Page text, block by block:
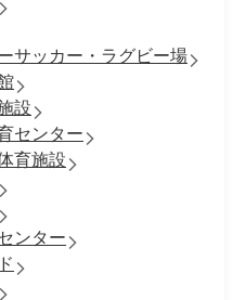
サッカー・ラグビー場
設
センター
育施設
ンター